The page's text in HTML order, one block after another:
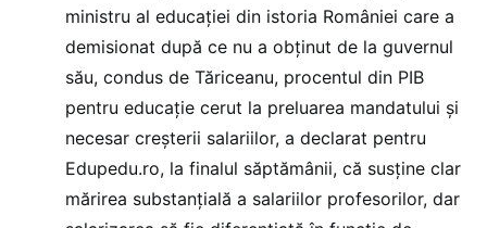
ministru al educației din istoria României care a
demisionat după ce nu a obținut de la guvernul
său, condus de Tăriceanu, procentul din PIB
pentru educație cerut la preluarea mandatului și
necesar creșterii salariilor, a declarat pentru
Edupedu.ro, la finalul săptămânii, că susține clar
mărirea substanțială a salariilor profesorilor, dar